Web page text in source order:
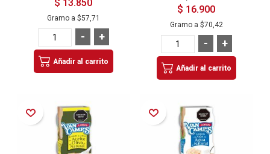
$ 13.850
Gramo a $57,71
+
-
Añadir al carrito
$ 16.900
Gramo a $70,42
+
-
Añadir al carrito
Añadir a la Lista de Deseos Añadir a la Lista de Deseos